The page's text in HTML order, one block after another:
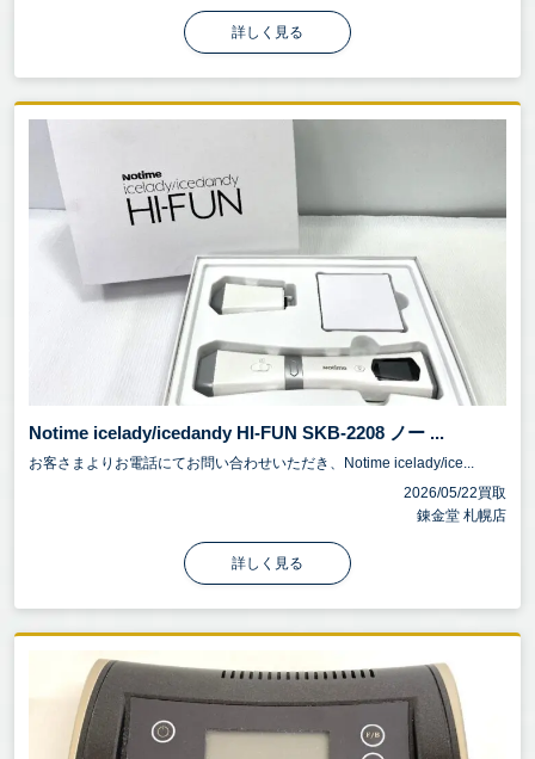
詳しく見る
Notime icelady/icedandy HI-FUN SKB-2208 ノー ...
お客さまよりお電話にてお問い合わせいただき、Notime icelady/ice...
2026/05/22買取
錬金堂 札幌店
詳しく見る